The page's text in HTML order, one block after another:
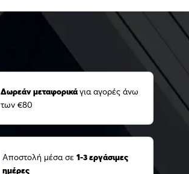
Δωρεάν μεταφορικάγια αγορές άνω
των €80
Αποστολή μέσα σε 1-3 εργάσιμες
ημέρες